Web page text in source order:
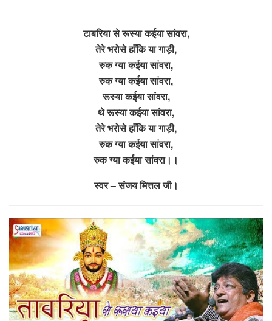
टाबरिया से रूस्या कईया सांवरा,
तेरे भरोसे हाँकि या गाड़ी,
रुक ग्या कईया सांवरा,
रुक ग्या कईया सांवरा,
रूस्या कईया सांवरा,
थे रूस्या कईया सांवरा,
तेरे भरोसे हाँकि या गाड़ी,
रुक ग्या कईया सांवरा,
रुक ग्या कईया सांवरा।।
स्वर – संजय मित्तल जी।